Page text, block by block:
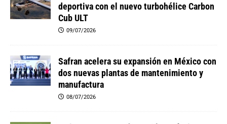
deportiva con el nuevo turbohélice Carbon
Cub ULT
09/07/2026
Safran acelera su expansión en México con
dos nuevas plantas de mantenimiento y
manufactura
08/07/2026